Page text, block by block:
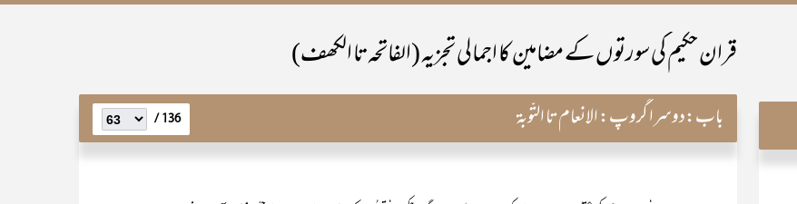
قران حکیم کی سورتوں کے مضامین کا اجمالی تجزیہ (الفاتحہ تا الکھف)
باب:دوسرا گروپ: الانعام تا التّوبۃ 136 /